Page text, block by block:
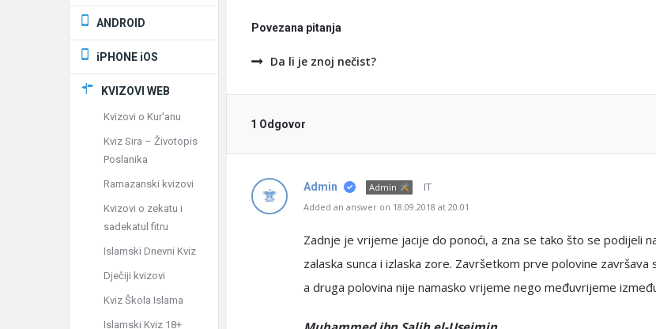
Povezana pitanja
Da li je znoj nečist?
1 Odgovor
Admin Admin IT
Added an answer on 18.09.2018 at 20:01
Zadnje je vrijeme jacije do ponoći, a zna se tako što se podijeli
zalaska sunca i izlaska zore. Završetkom prve polovine završava
a druga polovina nije namasko vrijeme nego međuvrijeme
ANDROID
iPHONE iOS
KVIZOVI WEB
Kvizovi o Kur'anu
Kviz Sira – Životopis
Poslanika
Ramazanski kvizovi
Kvizovi o zekatu i
sadekatul fitru
Islamski Dnevni Kviz
Dječiji kvizovi
Kviz Škola Islama
Islamski Kviz 18+